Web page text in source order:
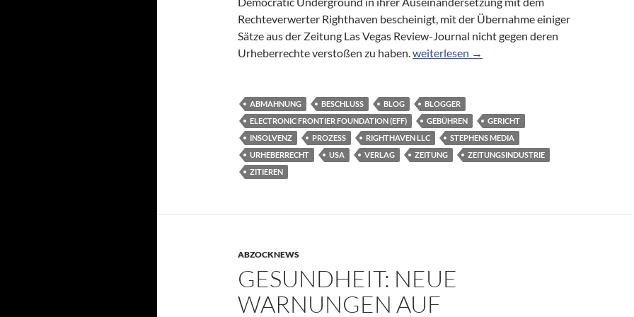
Rechteverwerter Righthaven bescheinigt, mit der Übernahme einiger
Sätze aus der Zeitung Las Vegas Review-Journal nicht gegen deren
Urheberrechte verstoßen zu haben.US-Blogger setzen sich gerichtlich gegen
weiterlesen →
ABMAHNUNG BESCHLUSS BLOG
BLOGGER
ELECTRONIC FRONTIER FOUNDATION (EFF)
GEBÜHREN
GERICHT
INSOLVENZ
PROZESS RIGHTHAVEN LLC
STEPHENS MEDIA
URHEBERRECHT
USA VERLAG ZEITUNG
ZEITUNGSINDUSTRIE
ZITIEREN
ABZOCKNEWS
GESUNDHEIT: NEUE
WARNUNGEN AUF